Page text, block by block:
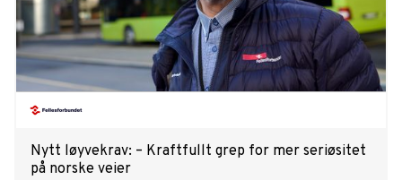
Nytt løyvekrav: – Kraftfullt grep for mer seriøsitet
på norske veier